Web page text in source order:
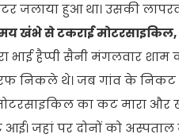
जलाया हुआ था। उसकी
खंभे से टकराई मोटरसाइकिल,
हैप्पी सैनी मंगलवार शाम
निकले थे। जब गांव के
का कट मारा
जहां पर दोनों को अस्पताल